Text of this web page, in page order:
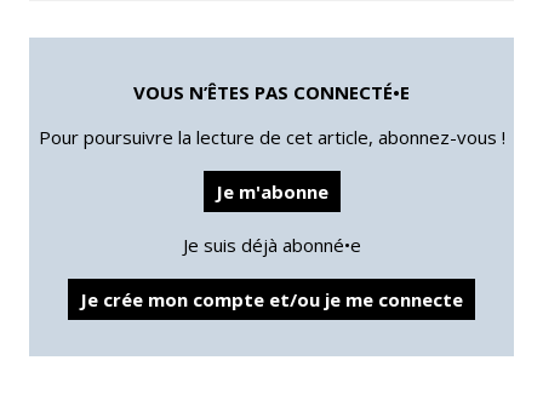
VOUS N’ÊTES PAS CONNECTÉ•E
Pour poursuivre la lecture de cet article, abonnez-vous !
Je m'abonne
Je suis déjà abonné•e
Je crée mon compte et/ou je me connecte